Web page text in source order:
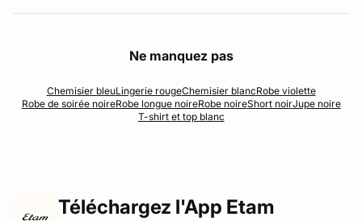
Ne manquez pas
Chemisier bleuLingerie rougeChemisier blancRobe violette
Robe de soirée noireRobe longue noireRobe noireShort noirJupe noire
T-shirt et top blanc
Téléchargez l'App Etam